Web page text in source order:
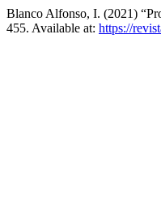
Blanco Alfonso, I. (2021)
455. Available at: https://